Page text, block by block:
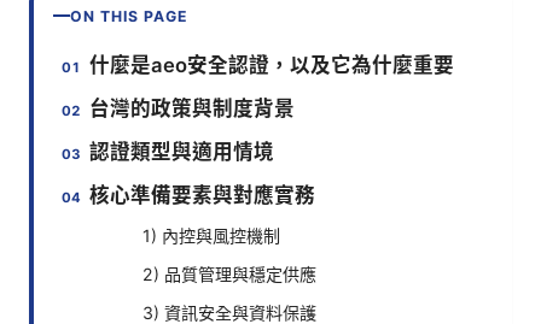
ON THIS PAGE
什麼是aeo安全認證，以及它為什麼重要
台灣的政策與制度背景
認證類型與適用情境
核心準備要素與對應實務
1) 內控與風控機制
2) 品質管理與穩定供應
3) 資訊安全與資料保護